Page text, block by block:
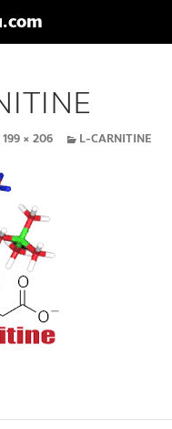
199 × 206 L-CARNITINE